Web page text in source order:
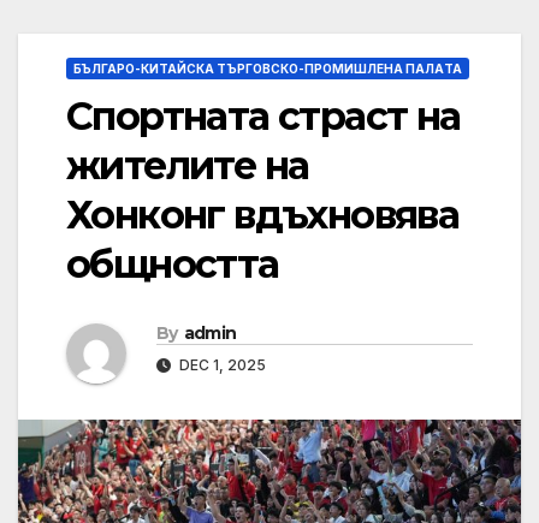
БЪЛГАРО-КИТАЙСКА ТЪРГОВСКО-ПРОМИШЛЕНА ПАЛAТА
Спортната страст на
жителите на
Хонконг вдъхновява
общността
By admin
DEC 1, 2025